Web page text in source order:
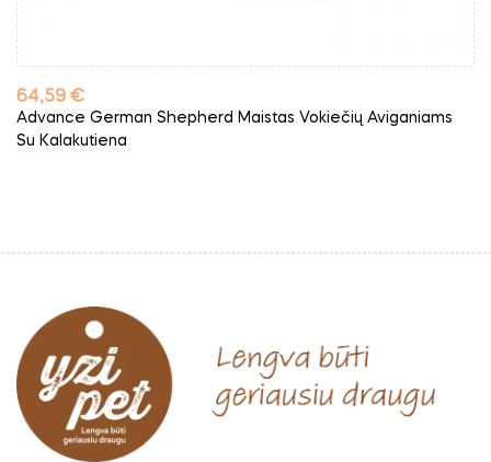
Kaina
64,59 €
Advance German Shepherd Maistas Vokiečių Aviganiams
Su Kalakutiena